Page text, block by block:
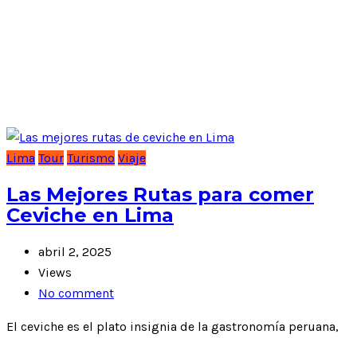
Lima Tour Turismo Viaje
Las Mejores Rutas para comer
Ceviche en Lima
abril 2, 2025
Views
No comment
El ceviche es el plato insignia de la gastronomía peruana,